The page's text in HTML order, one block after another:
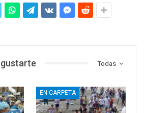
Todas
EN CARPETA